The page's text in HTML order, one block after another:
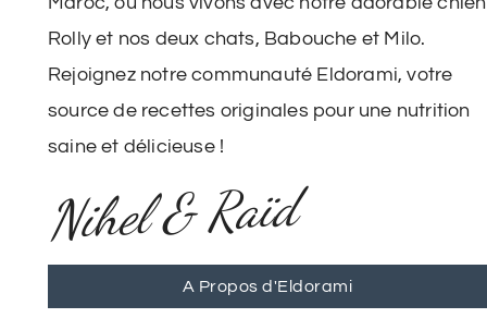
Rolly et nos deux chats, Babouche et Milo.
Rejoignez notre communauté Eldorami, votre
source de recettes originales pour une nutrition
saine et délicieuse !
Nihel & Raïd
A Propos d'Eldorami